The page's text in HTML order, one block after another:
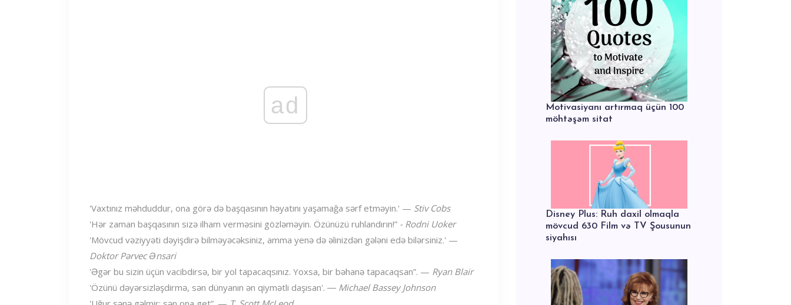
ad
'Vaxtınız məhduddur, ona görə də başqasının həyatını yaşamağa sərf etməyin.' — Stiv Cobs
'Hər zaman başqasının sizə ilham verməsini gözləməyin. Özünüzü ruhlandırın!” - Rodni Uoker
'Mövcud vəziyyəti dəyişdirə bilməyəcəksiniz, amma yenə də əlinizdən gələni edə bilərsiniz.' —
Doktor Pərvec Ənsari
'Əgər bu sizin üçün vacibdirsə, bir yol tapacaqsınız. Yoxsa, bir bəhanə tapacaqsan”. — Ryan Blair
'Özünü dəyərsizləşdirmə, sən dünyanın ən qiymətli daşısan'. ― Michael Bassey Johnson
Motivasiyanı artırmaq üçün 100
möhtəşəm sitat
Disney Plus: Ruh daxil olmaqla
mövcud 630 Film və TV Şousunun
siyahısı